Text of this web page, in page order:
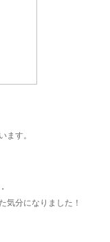
ます。
気分になりました！